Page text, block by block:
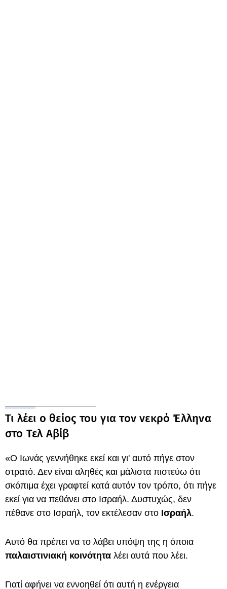
Τι λέει ο θείος του για τον νεκρό Έλληνα
στο Τελ Αβίβ
«Ο Ιωνάς γεννήθηκε εκεί και γι' αυτό πήγε στον
στρατό. Δεν είναι αληθές και μάλιστα πιστεύω ότι
σκόπιμα έχει γραφτεί κατά αυτόν τον τρόπο, ότι πήγε
εκεί για να πεθάνει στο Ισραήλ. Δυστυχώς, δεν
πέθανε στο Ισραήλ, τον εκτέλεσαν στο Ισραήλ.
Αυτό θα πρέπει να το λάβει υπόψη της η όποια
παλαιστινιακή κοινότητα λέει αυτά που λέει.
Γιατί αφήνει να εννοηθεί ότι αυτή η ενέργεια